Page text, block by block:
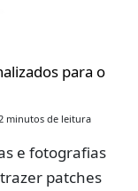
para o
minutos de leitura
e fotografias
patches